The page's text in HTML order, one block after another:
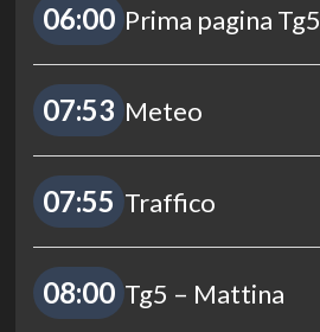
06:00 Prima pagina Tg5
07:53 Meteo
07:55 Traffico
08:00 Tg5 – Mattina